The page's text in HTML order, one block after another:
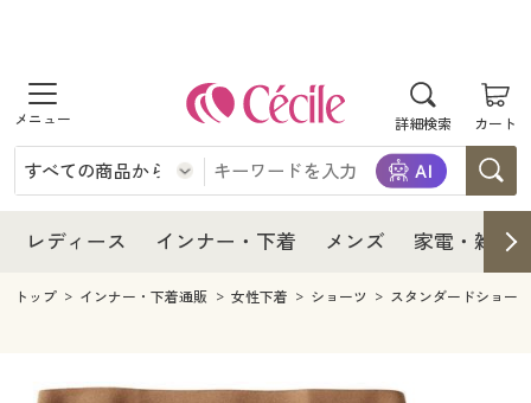
詳細検索 カート
商品を探す
レディース
レディースファッション
インナー・下着
インナー・下着通販すべて
メンズ
レディース インナー・下着 メンズ 家電・雑貨
レディース
レディース通販すべて
レディースファッション
インナー・下着
インナー・下着通販すべて
メンズ
トップ インナー・下着通販 女性下着 ショーツ スタンダードショー